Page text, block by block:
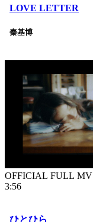
LOVE LETTER
秦基博
OFFICIAL FULL MV
3:56
ひとひら